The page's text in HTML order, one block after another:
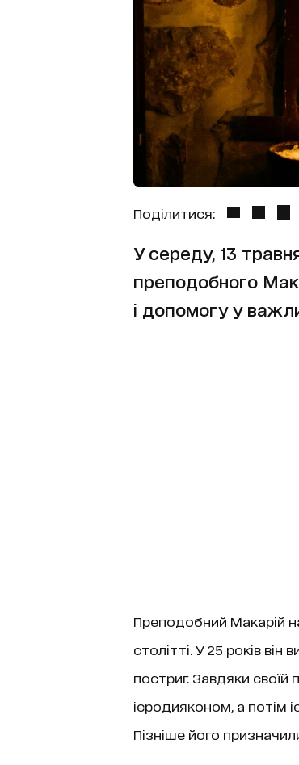
Поділитися:
У середу, 13
преподобного
і допомогу у
Преподобний Макарій
столітті. У 25 років
постриг. Завдяки своїй
ієродияконом, а потім
Пізніше його